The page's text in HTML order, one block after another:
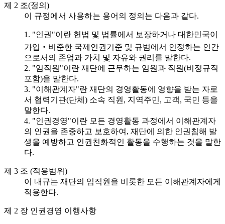
제 2 조(정의)
이 규정에서 사용하는 용어의 정의는 다음과 같다.
1. "인권"이란 헌법 및 법률에서 보장하거나 대한민국이
가입‧비준한 국제인권기준 및 규범에서 인정하는 인간
으로서의 존엄과 가치 및 자유와 권리를 말한다.
2. "임직원"이란 재단에 근무하는 임원과 직원(비정규직
포함)을 말한다.
3. "이해관계자"란 재단의 경영활동에 영향을 받는 자로
서 협력기관(단체) 소속 직원, 지역주민, 고객, 국민 등을
말한다.
4. "인권경영"이란 모든 경영활동 과정에서 이해관계자
의 인권을 존중하고 보호하여, 재단에 의한 인권침해 발
생을 예방하고 인권친화적인 활동을 수행하는 것을 말한
다.
제 3 조 (적용범위)
이 내규는 재단의 임직원을 비롯한 모든 이해관계자에게
적용한다.
제 2 장 인권경영 이행사항